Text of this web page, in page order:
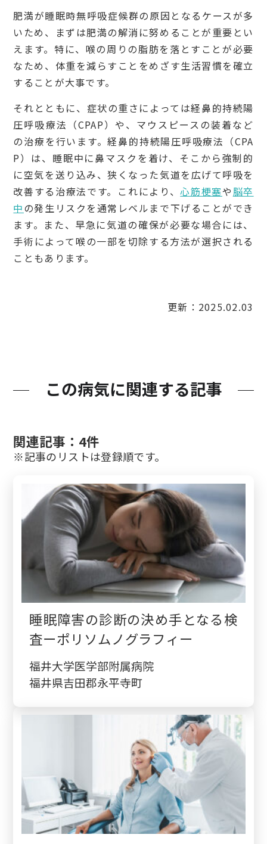
肥満が睡眠時無呼吸症候群の原因となるケースが多
いため、まずは肥満の解消に努めることが重要とい
えます。特に、喉の周りの脂肪を落とすことが必要
なため、体重を減らすことをめざす生活習慣を確立
することが大事です。
それとともに、症状の重さによっては経鼻的持続陽
圧呼吸療法（CPAP）や、マウスピースの装着など
の治療を行います。経鼻的持続陽圧呼吸療法（CPA
P）は、睡眠中に鼻マスクを着け、そこから強制的
に空気を送り込み、狭くなった気道を広げて呼吸を
改善する治療法です。これにより、心筋梗塞や脳卒
中の発生リスクを通常レベルまで下げることができ
ます。また、早急に気道の確保が必要な場合には、
手術によって喉の一部を切除する方法が選択される
こともあります。
更新：2025.02.03
この病気に関連する記事
関連記事：4件
※記事のリストは登録順です。
睡眠障害の診断の決め手となる検
査ーポリソムノグラフィー
福井大学医学部附属病院
福井県吉田郡永平寺町